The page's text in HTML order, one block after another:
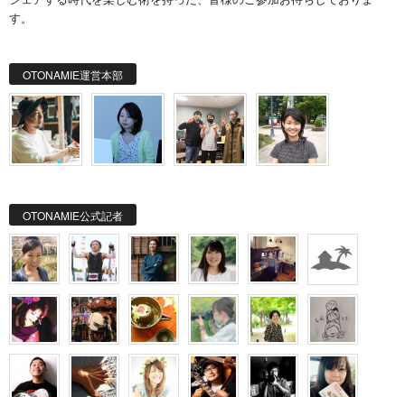
す。
OTONAMIE運営本部
OTONAMIE公式記者